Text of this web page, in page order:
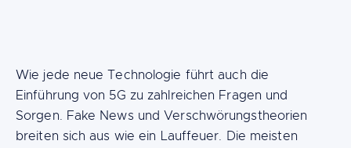
Content
Wie jede neue Technologie führt auch die
Einführung von 5G zu zahlreichen Fragen und
Sorgen. Fake News und Verschwörungstheorien
breiten sich aus wie ein Lauffeuer. Die meisten